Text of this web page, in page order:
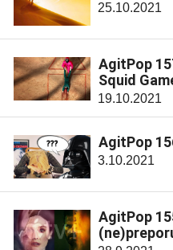
25.10.2021
AgitPop
Squid
19.10.2021
AgitPop
3.10.2021
AgitPop